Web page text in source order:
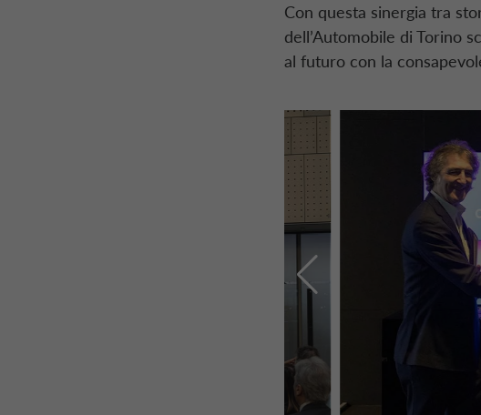
Con questa sinergia tra
dell’Automobile di Torino
al futuro con la